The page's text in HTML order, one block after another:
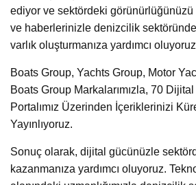
ediyor ve sektördeki görünürlüğünüzü
ve haberlerinizle denizcilik
varlık oluşturmanıza yardımcı
Boats Group, Yachts Group, Motor
Boats Group Markalarımızla, 70
Portalımız Üzerinden İçeriklerinizi
Yayınlıyoruz.
Sonuç olarak, dijital gücünüzle
kazanmanıza yardımcı oluyoruz.